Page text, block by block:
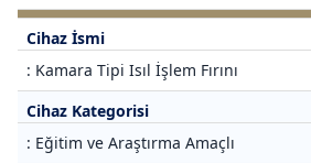
Cihaz İsmi
: Kamara Tipi Isıl İşlem Fırını
Cihaz Kategorisi
: Eğitim ve Araştırma Amaçlı